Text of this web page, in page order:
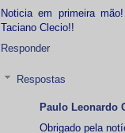
Noticia em primeira
Taciano Clecio!!
Responder
Respostas
Paulo Leonardo
Obrigado pela